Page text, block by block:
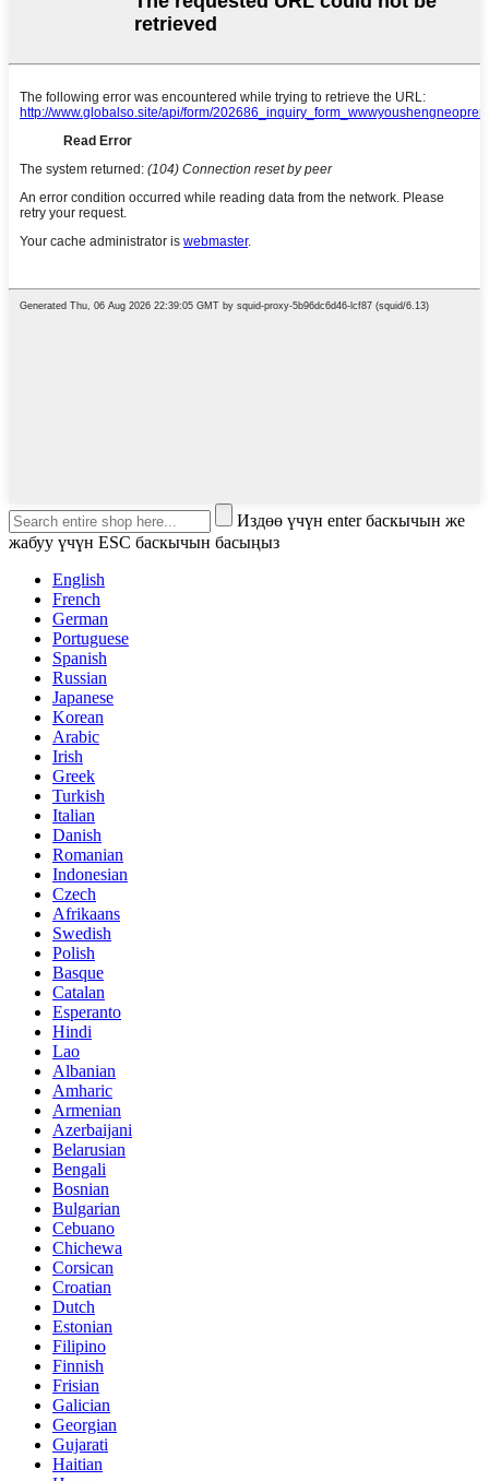
Издөө үчүн enter баскычын же
жабуу үчүн ESC баскычын басыңыз
English
French
German
Portuguese
Spanish
Russian
Japanese
Korean
Arabic
Irish
Greek
Turkish
Italian
Danish
Romanian
Indonesian
Czech
Afrikaans
Swedish
Polish
Basque
Catalan
Esperanto
Hindi
Lao
Albanian
Amharic
Armenian
Azerbaijani
Belarusian
Bengali
Bosnian
Bulgarian
Cebuano
Chichewa
Corsican
Croatian
Dutch
Estonian
Filipino
Finnish
Frisian
Galician
Georgian
Gujarati
Haitian